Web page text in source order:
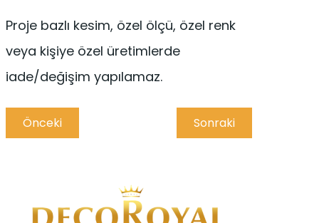
Proje bazlı kesim, özel ölçü, özel renk
veya kişiye özel üretimlerde
iade/değişim yapılamaz.
Önceki Sonraki